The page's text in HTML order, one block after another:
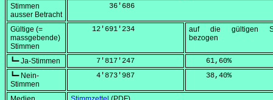
Stimmen
ausser Betracht
         36'686
Gültige (=
massgebende)
Stimmen
     12'691'234
auf die gültigen
bezogen
┗━ Ja-Stimmen
      7'817'247
    61,60
%
┗━ Nein-
Stimmen
      4'873'987
    38,40
%